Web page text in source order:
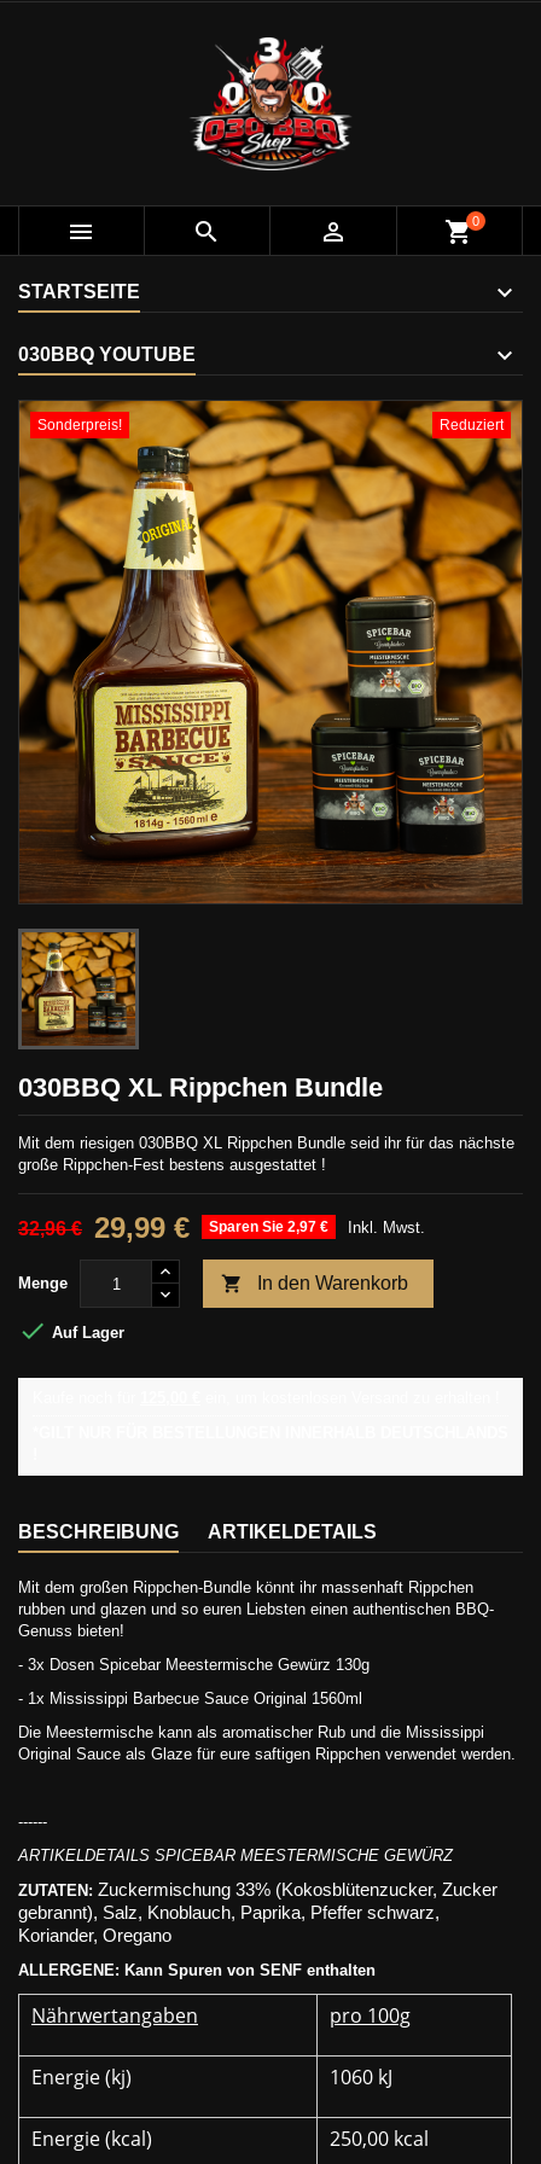
   shopping_cart0
STARTSEITE
030BBQ YOUTUBE
Sonderpreis! Reduziert
030BBQ XL Rippchen Bundle
Mit dem riesigen 030BBQ XL Rippchen Bundle seid ihr für das nächste
große Rippchen-Fest bestens ausgestattet !
32,96 € 29,99 € Sparen Sie 2,97 € Inkl. Mwst.
Menge  In den Warenkorb
 Auf Lager
BESCHREIBUNG ARTIKELDETAILS
Mit dem großen Rippchen-Bundle könnt ihr massenhaft Rippchen
rubben und glazen und so euren Liebsten einen authentischen BBQ-
Genuss bieten!
- 3x Dosen Spicebar Meestermische Gewürz 130g
- 1x Mississippi Barbecue Sauce Original 1560ml
Die Meestermische kann als aromatischer Rub und die Mississippi
Original Sauce als Glaze für eure saftigen Rippchen verwendet werden.
------
ARTIKELDETAILS SPICEBAR MEESTERMISCHE GEWÜRZ
ZUTATEN: Zuckermischung 33% (Kokosblütenzucker, Zucker
gebrannt), Salz, Knoblauch, Paprika, Pfeffer schwarz,
Koriander, Oregano
ALLERGENE: Kann Spuren von SENF enthalten
Nährwertangaben pro 100g
Energie (kj) 1060 kJ
Energie (kcal) 250,00 kcal